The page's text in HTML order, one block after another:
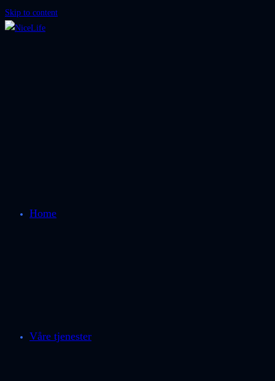
Skip to content
Home
Våre tjenester